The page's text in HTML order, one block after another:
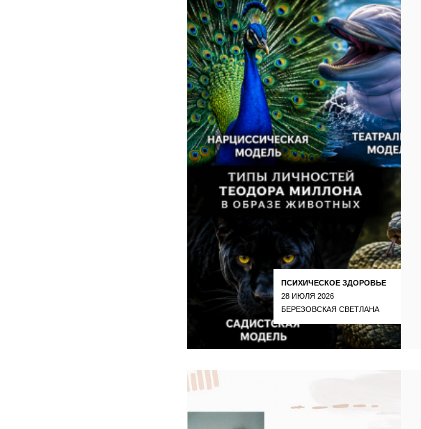
ПСИХИЧЕСКОЕ ЗДОРОВЬЕ
28 ИЮЛЯ 2026
БЕРЕЗОВСКАЯ СВЕТЛАНА